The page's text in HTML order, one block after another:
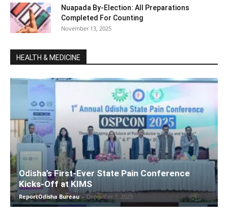
Nuapada By-Election: All Preparations
Completed For Counting
November 13, 2025
HEALTH & MEDICINE
Odisha’s First-Ever State Pain Conference
Kicks-Off at KIMS
ReportOdisha Bureau - December 7, 2025